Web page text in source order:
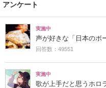
アンケート
実施中
声が好きな「日本のボ
回答数：49551
実施中
歌が上手だと思うホロ